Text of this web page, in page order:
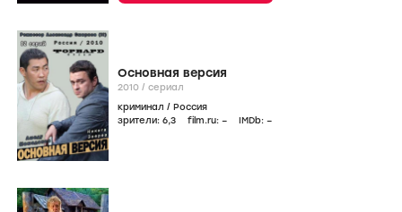
Основная версия
2010 / сериал
криминал / Россия
зрители: 6,3 film.ru: – IMDb: –